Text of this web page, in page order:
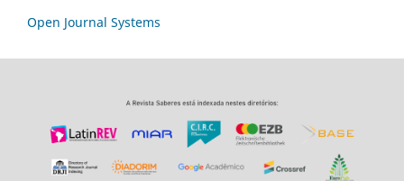
Open Journal Systems